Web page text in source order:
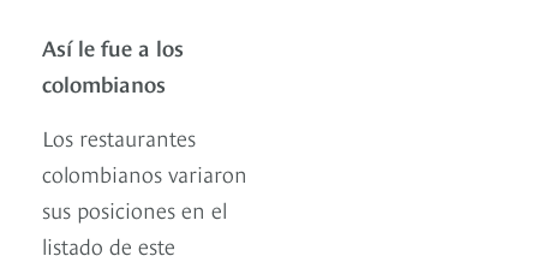
Así le fue a los
colombianos
Los restaurantes
colombianos variaron
sus posiciones en el
listado de este